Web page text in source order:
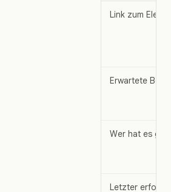
Link zum
Erwartete
Wer hat es
Letzter